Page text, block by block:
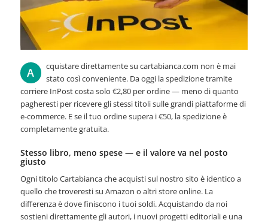
A
cquistare direttamente su cartabianca.com non è mai
stato così conveniente. Da oggi la spedizione tramite
corriere InPost costa solo €2,80 per ordine — meno di quanto
pagheresti per ricevere gli stessi titoli sulle grandi piattaforme di
e-commerce. E se il tuo ordine supera i €50, la spedizione è
completamente gratuita.
Stesso libro, meno spese — e il valore va nel posto
giusto
Ogni titolo Cartabianca che acquisti sul nostro sito è identico a
quello che troveresti su Amazon o altri store online. La
differenza è dove finiscono i tuoi soldi. Acquistando da noi
sostieni direttamente gli autori, i nuovi progetti editoriali e una